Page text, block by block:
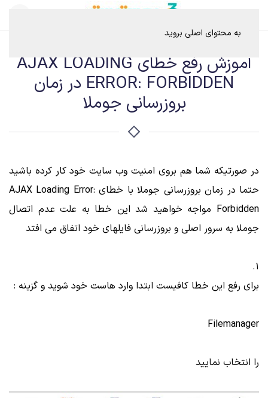
به محتوای اصلی بروید
آموزش رفع خطای AJAX LOADING
ERROR: FORBIDDEN در زمان
بروزرسانی جوملا
در صورتیکه شما هم بروی امنیت وب سایت خود کار کرده باشید
حتما در زمان بروزرسانی جوملا با خطای AJAX Loading Error:
Forbidden مواجه خواهید شد این خطا به علت عدم اتصال
جوملا به سرور اصلی و بروزرسانی فایلهای خود اتفاق می افتد
1.
برای رفع این خطا کافیست ابتدا وارد هاست خود شوید و گزینه :
Filemanager
را انتخاب نمایید